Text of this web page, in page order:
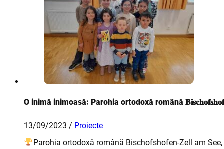
O inimă inimoasă: Parohia ortodoxă română
13/09/2023 / Proiecte
Parohia ortodoxă română Bischofshofen-Zell am